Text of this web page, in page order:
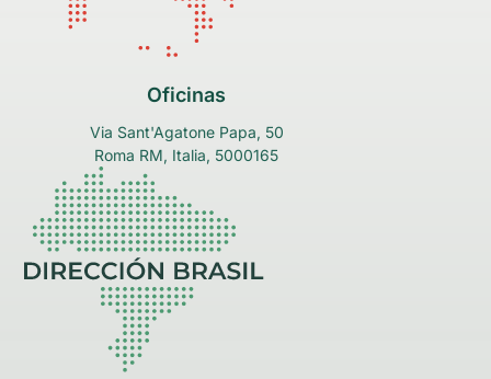
Oficinas
Via Sant'Agatone Papa, 50
Roma RM, Italia, 5000165